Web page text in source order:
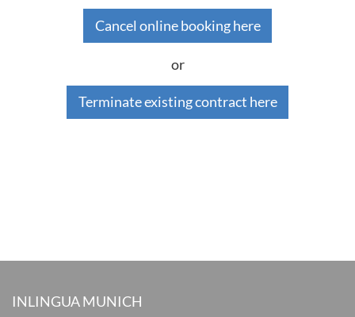
Cancel online booking here
or
Terminate existing contract here
INLINGUA MUNICH